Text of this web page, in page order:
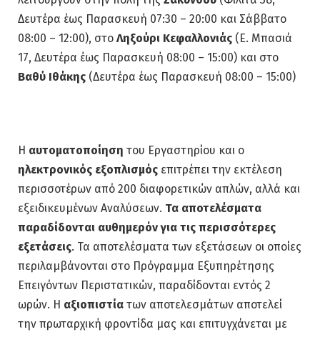
Δευτέρα έως Παρασκευή 07:30 – 20:00 και Σάββατο
08:00 – 12:00), στο Ληξούρι Κεφαλλονιάς (Ε. Μπασιά
17, Δευτέρα έως Παρασκευή 08:00 – 15:00) και στο
Βαθύ Ιθάκης (Δευτέρα έως Παρασκευή 08:00 – 15:00)
Η αυτοματοποίηση του Εργαστηρίου και ο
ηλεκτρονικός εξοπλισμός επιτρέπει την εκτέλεση
περισσοτέρων από 200 διαφορετικών απλών, αλλά και
εξειδικευμένων Αναλύσεων. Τα αποτελέσματα
παραδίδονται αυθημερόν για τις περισσότερες
εξετάσεις. Τα αποτελέσματα των εξετάσεων οι οποίες
περιλαμβάνονται στο Πρόγραμμα Εξυπηρέτησης
Επειγόντων Περιστατικών, παραδίδονται εντός 2
ωρών. Η αξιοπιστία των αποτελεσμάτων αποτελεί
την πρωταρχική φροντίδα μας και επιτυγχάνεται με